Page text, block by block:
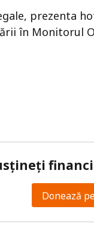
prezenta
în Monitorul
Donează